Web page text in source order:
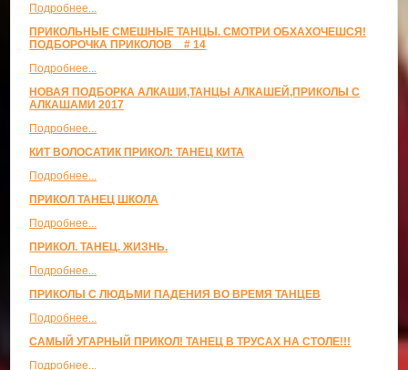
Подробнее...
ПРИКОЛЬНЫЕ СМЕШНЫЕ ТАНЦЫ. СМОТРИ ОБХАХОЧЕШСЯ!
ПОДБОРОЧКА ПРИКОЛОВ _ # 14
Подробнее...
НОВАЯ ПОДБОРКА АЛКАШИ,ТАНЦЫ АЛКАШЕЙ,ПРИКОЛЫ С
АЛКАШАМИ 2017
Подробнее...
КИТ ВОЛОСАТИК ПРИКОЛ: ТАНЕЦ КИТА
Подробнее...
ПРИКОЛ ТАНЕЦ ШКОЛА
Подробнее...
ПРИКОЛ. ТАНЕЦ. ЖИЗНЬ.
Подробнее...
ПРИКОЛЫ С ЛЮДЬМИ ПАДЕНИЯ ВО ВРЕМЯ ТАНЦЕВ
Подробнее...
САМЫЙ УГАРНЫЙ ПРИКОЛ! ТАНЕЦ В ТРУСАХ НА СТОЛЕ!!!
Подробнее...